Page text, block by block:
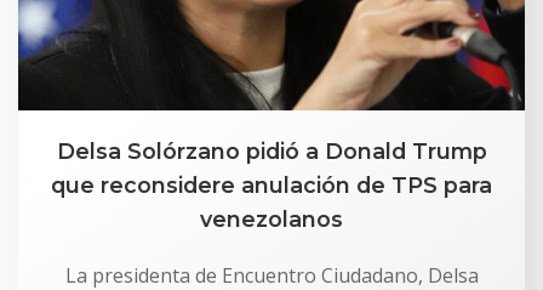
Delsa Solórzano pidió a Donald Trump
que reconsidere anulación de TPS para
venezolanos
La presidenta de Encuentro Ciudadano, Delsa